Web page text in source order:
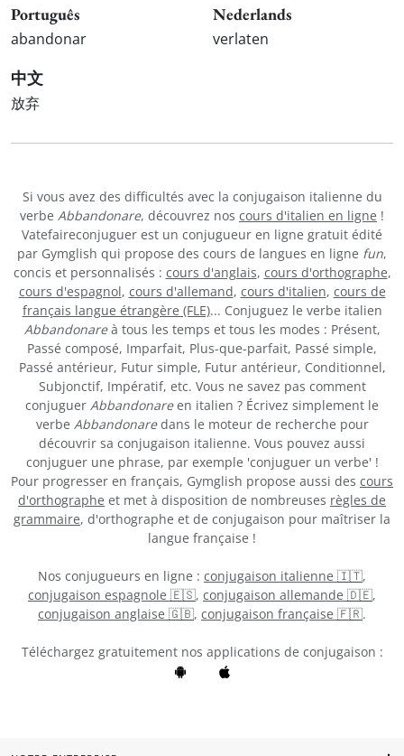
Português
abandonar
Nederlands
verlaten
中文
放弃
Si vous avez des difficultés avec la conjugaison italienne du
verbe Abbandonare, découvrez nos cours d'italien en ligne !
Vatefaireconjuguer est un conjugueur en ligne gratuit édité
par Gymglish qui propose des cours de langues en ligne fun,
concis et personnalisés : cours d'anglais, cours d'orthographe,
cours d'espagnol, cours d'allemand, cours d'italien, cours de
français langue étrangère (FLE)... Conjuguez le verbe italien
Abbandonareà tous les temps et tous les modes : Présent,
Passé composé, Imparfait, Plus-que-parfait, Passé simple,
Passé antérieur, Futur simple, Futur antérieur, Conditionnel,
Subjonctif, Impératif, etc. Vous ne savez pas comment
conjuguer Abbandonareen italien ? Écrivez simplement le
verbe Abbandonaredans le moteur de recherche pour
découvrir sa conjugaison italienne. Vous pouvez aussi
conjuguer une phrase, par exemple 'conjuguer un verbe' !
Pour progresser en français, Gymglish propose aussi des cours
d'orthographe et met à disposition de nombreuses règles de
grammaire, d'orthographe et de conjugaison pour maîtriser la
langue française !
Nos conjugueurs en ligne : conjugaison italienne 🇮🇹,
conjugaison espagnole 🇪🇸, conjugaison allemande 🇩🇪,
conjugaison anglaise 🇬🇧, conjugaison française 🇫🇷.
Téléchargez gratuitement nos applications de conjugaison :